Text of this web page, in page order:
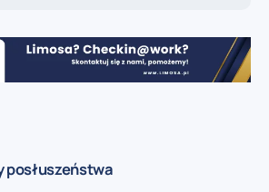
posłuszeństwa